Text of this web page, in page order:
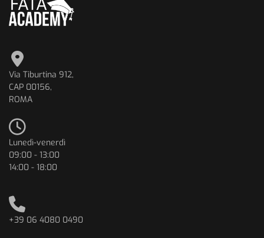
Via Tiburtina 912,
CAP 00156,
ROMA
Lunedì-venerdì
09:00 - 13:00
14:00 - 18:00
+39 06 4080 0490